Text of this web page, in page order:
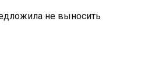
не выносить